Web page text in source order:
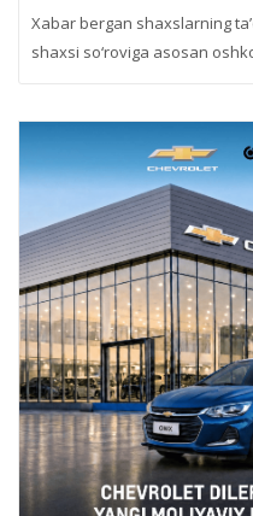
Xabar bergan shaxslarning
shaxsi so‘roviga asosan